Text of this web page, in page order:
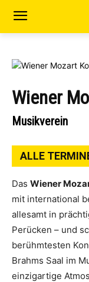
Wiener
Musikverein
ALLE
Das Wiener
mit international
allesamt in
Perücken – und
berühmtesten
Brahms Saal im
einzigartige